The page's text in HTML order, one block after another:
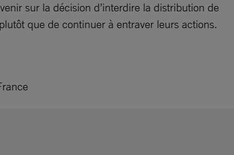
sur la décision d’interdire la distribution de
que de continuer à entraver leurs actions.